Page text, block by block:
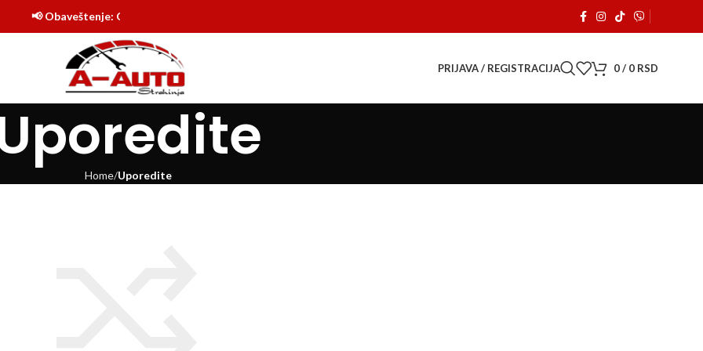
📢 Obaveštenje: Online shop Auto delovi Strahinja je počeo sa radom. 🚗
PRIJAVA / REGISTRACIJA 0/ 0 RSD
Home Uporedite